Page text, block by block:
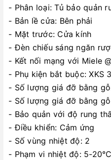
- Phân loại: Tủ bảo quản
- Bản lề cửa: Bên phải
- Mặt trước: Cửa kính
- Đèn chiếu sáng ngăn
- Kết nối mạng với Miele
- Phụ kiện bắt buộc: XKS
- Số lượng giá đỡ bằng
- Số lượng giá đỡ bằng
- Bảo quản với độ rung
- Điều khiển: Cảm ứng
- Số vùng nhiệt độ: 2
- Phạm vi nhiệt độ: 5-20°C